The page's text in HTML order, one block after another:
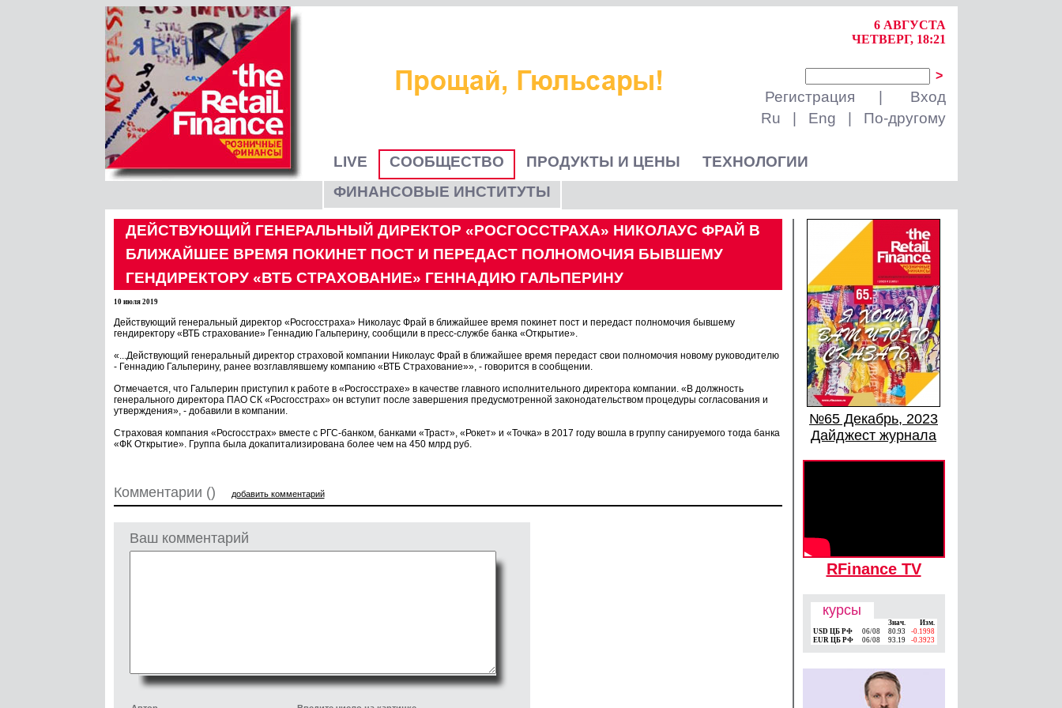
6 АВГУСТА
ЧЕТВЕРГ, 18:21
>
Регистрация
Вход
Ru
Eng По-другому
LIVE СООБЩЕСТВО ПРОДУКТЫ И ЦЕНЫ
ТЕХНОЛОГИИ
ФИНАНСОВЫЕ ИНСТИТУТЫ
ДЕЙСТВУЮЩИЙ ГЕНЕРАЛЬНЫЙ ДИРЕКТОР «РОСГОССТРАХА» НИКОЛАУС ФРАЙ В
БЛИЖАЙШЕЕ ВРЕМЯ ПОКИНЕТ ПОСТ И ПЕРЕДАСТ ПОЛНОМОЧИЯ БЫВШЕМУ
ГЕНДИРЕКТОРУ «ВТБ СТРАХОВАНИЕ» ГЕННАДИЮ ГАЛЬПЕРИНУ
10 июля 2019
Действующий генеральный директор «Росгосстраха» Николаус Фрай в ближайшее время покинет пост и передаст полномочия бывшему
гендиректору «ВТБ страхование» Геннадию Гальперину, сообщили в пресс-службе банка «Открытие».
«...Действующий генеральный директор страховой компании Николаус Фрай в ближайшее время передаст свои полномочия новому руководителю
- Геннадию Гальперину, ранее возглавлявшему компанию «ВТБ Страхование»», - говорится в сообщении.
Отмечается, что Гальперин приступил к работе в «Росгосстрахе» в качестве главного исполнительного директора компании. «В должность
генерального директора ПАО СК «Росгосстрах» он вступит после завершения предусмотренной законодательством процедуры согласования и
утверждения», - добавили в компании.
Страховая компания «Росгосстрах» вместе с РГС-банком, банками «Траст», «Рокет» и «Точка» в 2017 году вошла в группу санируемого тогда банка
«ФК Открытие». Группа была докапитализирована более чем на 450 млрд руб.
Комментарии () добавить комментарий
Ваш комментарий
№65 Декабрь, 2023
Дайджест журнала
RFinance TV
курсы
Знач.
Изм.
USD ЦБ РФ
06/08 80.93
-0.1998
EUR ЦБ РФ
06/08 93.19 -0.3923